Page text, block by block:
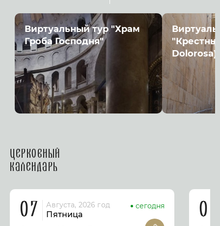
Виртуальный тур "Храм
Гроба Господня"
Dolorosa)"
Церковный
календарь
07 Августа, 2026 год
Пятница
сегодня 08